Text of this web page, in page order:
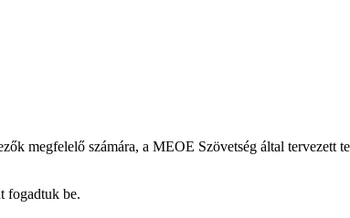
megfelelő számára, a MEOE Szövetség által tervezett
fogadtuk be.